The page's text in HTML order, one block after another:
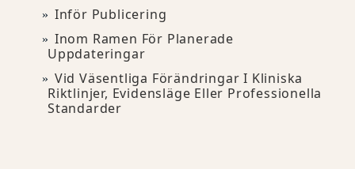
Inför Publicering
Inom Ramen För Planerade
Uppdateringar
Vid Väsentliga Förändringar I Kliniska
Riktlinjer, Evidensläge Eller Professionella
Standarder